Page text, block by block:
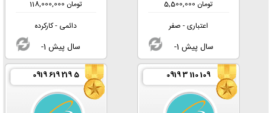
5,500,000 تومان
اعتباری - صفر
-1 سال پیش
118,000,000 تومان
دائمی - کارکرده
-1 سال پیش
0919 3 110 109
0919 619 219 5